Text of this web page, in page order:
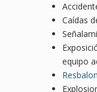
Caídas
equipo